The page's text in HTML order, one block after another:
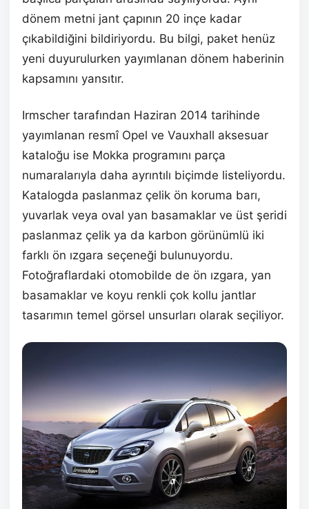
dönem metni jant çapının 20 inçe kadar
çıkabildiğini bildiriyordu. Bu bilgi, paket henüz
yeni duyurulurken yayımlanan dönem haberinin
kapsamını yansıtır.
Irmscher tarafından Haziran 2014 tarihinde
yayımlanan resmî Opel ve Vauxhall aksesuar
kataloğu ise Mokka programını parça
numaralarıyla daha ayrıntılı biçimde listeliyordu.
Katalogda paslanmaz çelik ön koruma barı,
yuvarlak veya oval yan basamaklar ve üst şeridi
paslanmaz çelik ya da karbon görünümlü iki
farklı ön ızgara seçeneği bulunuyordu.
Fotoğraflardaki otomobilde de ön ızgara, yan
basamaklar ve koyu renkli çok kollu jantlar
tasarımın temel görsel unsurları olarak seçiliyor.